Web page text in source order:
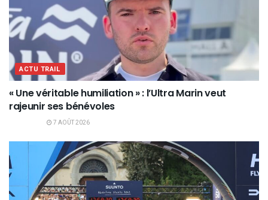
ACTU TRAIL
« Une véritable humiliation » : l’Ultra Marin veut
rajeunir ses bénévoles
7 AOÛT 2026